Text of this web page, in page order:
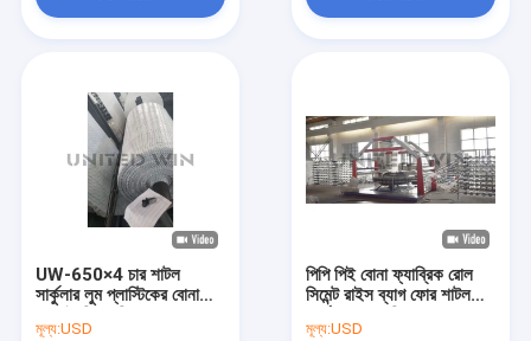
পণ্য
ভিডিও
আমাদের সম্পর্কে
মান নিয়ন্ত্রণ
UW-650×4 চার শাটল
সার্কুলার লুম প্লাস্টিকের বোনা
মূল্য:USD
পিপি পিই বোনা ফ্যাব্রিক রোল
সিমেন্ট রাইস ব্যাগ ফোর শাটল
মূল্য:USD